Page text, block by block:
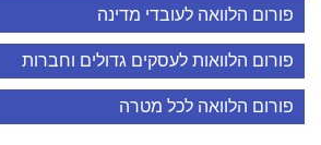
פורום הלוואה לעובדי מדינה
פורום הלוואות לעסקים גדולים וחברות
פורום הלוואה לכל מטרה